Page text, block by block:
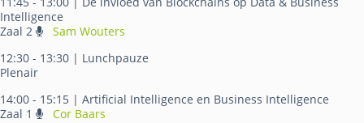
Intelligence
Zaal 2
Sam Wouters
12:30 - 13:30 | Lunchpauze
Plenair
14:00 - 15:15 | Artificial Intelligence en Business Intelligence
Zaal 1
Cor Baars